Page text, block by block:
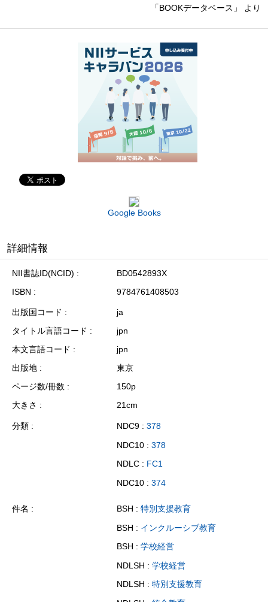
「BOOKデータベース」 より
Google Books
詳細情報
NII書誌ID(NCID)
BD0542893X
ISBN
9784761408503
出版国コード
ja
タイトル言語コード
jpn
本文言語コード
jpn
出版地
東京
ページ数/冊数
150p
大きさ
21cm
分類 NDC9 : 378
NDC10 : 378
NDLC : FC1
NDC10 : 374
件名 BSH : 特別支援教育
BSH : インクルーシブ教育
BSH : 学校経営
NDLSH : 学校経営
NDLSH : 特別支援教育